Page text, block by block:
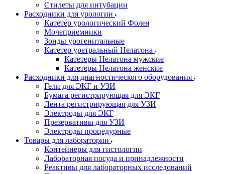
Стилеты для интубации
Расходники для урологии
Катетер урологический Фолея
Мочеприемники
Зонды урогенитальные
Катетер уретральный Нелатона
Катетеры Нелатона мужские
Катетеры Нелатона женские
Расходники для диагностического оборудования
Гели для ЭКГ и УЗИ
Бумага регистрирующая для ЭКГ
Лента регистрирующая для УЗИ
Электроды для ЭКГ
Презервативы для УЗИ
Электроды процедурные
Товары для лаборатории
Контейнеры для гистологии
Лабораторная посуда и принадлежности
Реактивы для лабораторных исследований